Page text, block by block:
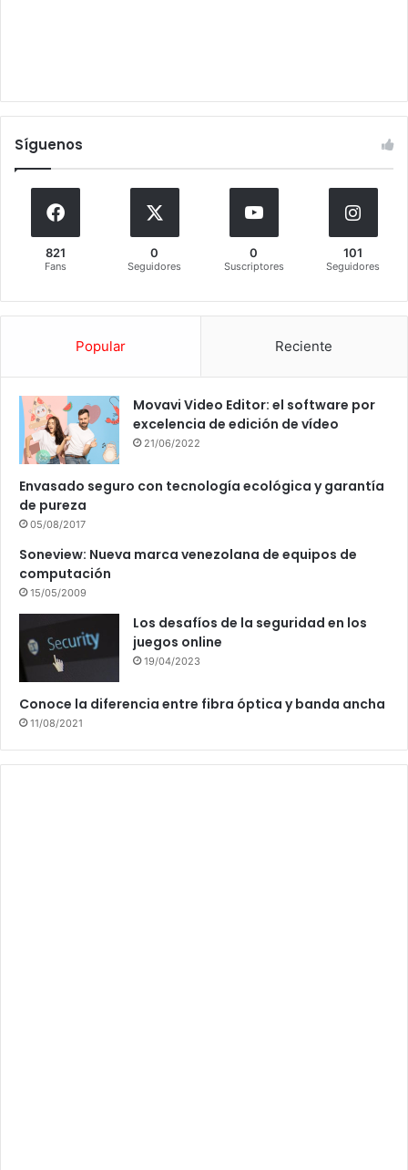
Síguenos
821
Fans
0
Seguidores
0
Suscriptores
101
Seguidores
Popular Reciente
Movavi Video Editor: el software por
excelencia de edición de vídeo
21/06/2022
Envasado seguro con tecnología ecológica y garantía
de pureza
05/08/2017
Soneview: Nueva marca venezolana de equipos de
computación
15/05/2009
Los desafíos de la seguridad en los
juegos online
19/04/2023
Conoce la diferencia entre fibra óptica y banda ancha
11/08/2021